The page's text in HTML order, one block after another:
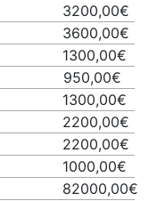
3200,00€
3600,00€
1300,00€
950,00€
1300,00€
2200,00€
2200,00€
1000,00€
82000,00€